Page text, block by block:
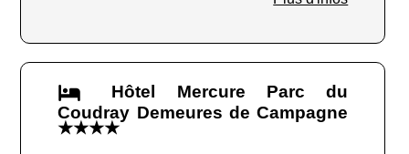
Hôtel Mercure Parc du
Coudray Demeures de Campagne
★★★★